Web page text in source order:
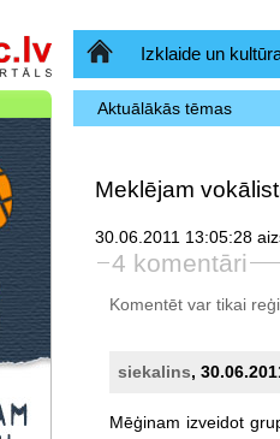
SākumlapaIzklaide un
Aktuālākās tēmas
Meklējam
30.06.2011 13:05:28
4 komentāri
Komentēt var tikai
siekalins,
Mēģinam izveidot